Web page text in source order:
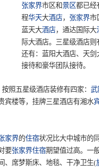
张家界市区和景区都已经
程华天大酒店， 张家界市
蓝天大酒店，通达国际大
际大酒店。三星级酒店
还有：蓝阳大酒店、天
接待和豪华团队接待。
照五星级酒店装修有四家： 武
宾楼等，挂牌三星酒店有湘水
家界的住宿状况比大中城市的
要张家界住宿期望值过高。一
、席梦斯床、地毯、干净卫生(